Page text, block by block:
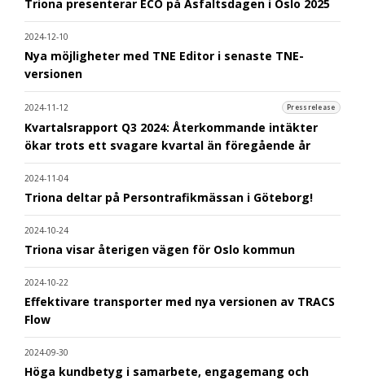
Triona presenterar ECO på Asfaltsdagen i Oslo 2025
2024-12-10
Nya möjligheter med TNE Editor i senaste TNE-
versionen
2024-11-12 Pressrelease
Kvartalsrapport Q3 2024: Återkommande intäkter
ökar trots ett svagare kvartal än föregående år
2024-11-04
Triona deltar på Persontrafikmässan i Göteborg!
2024-10-24
Triona visar återigen vägen för Oslo kommun
2024-10-22
Effektivare transporter med nya versionen av TRACS
Flow
2024-09-30
Höga kundbetyg i samarbete, engagemang och